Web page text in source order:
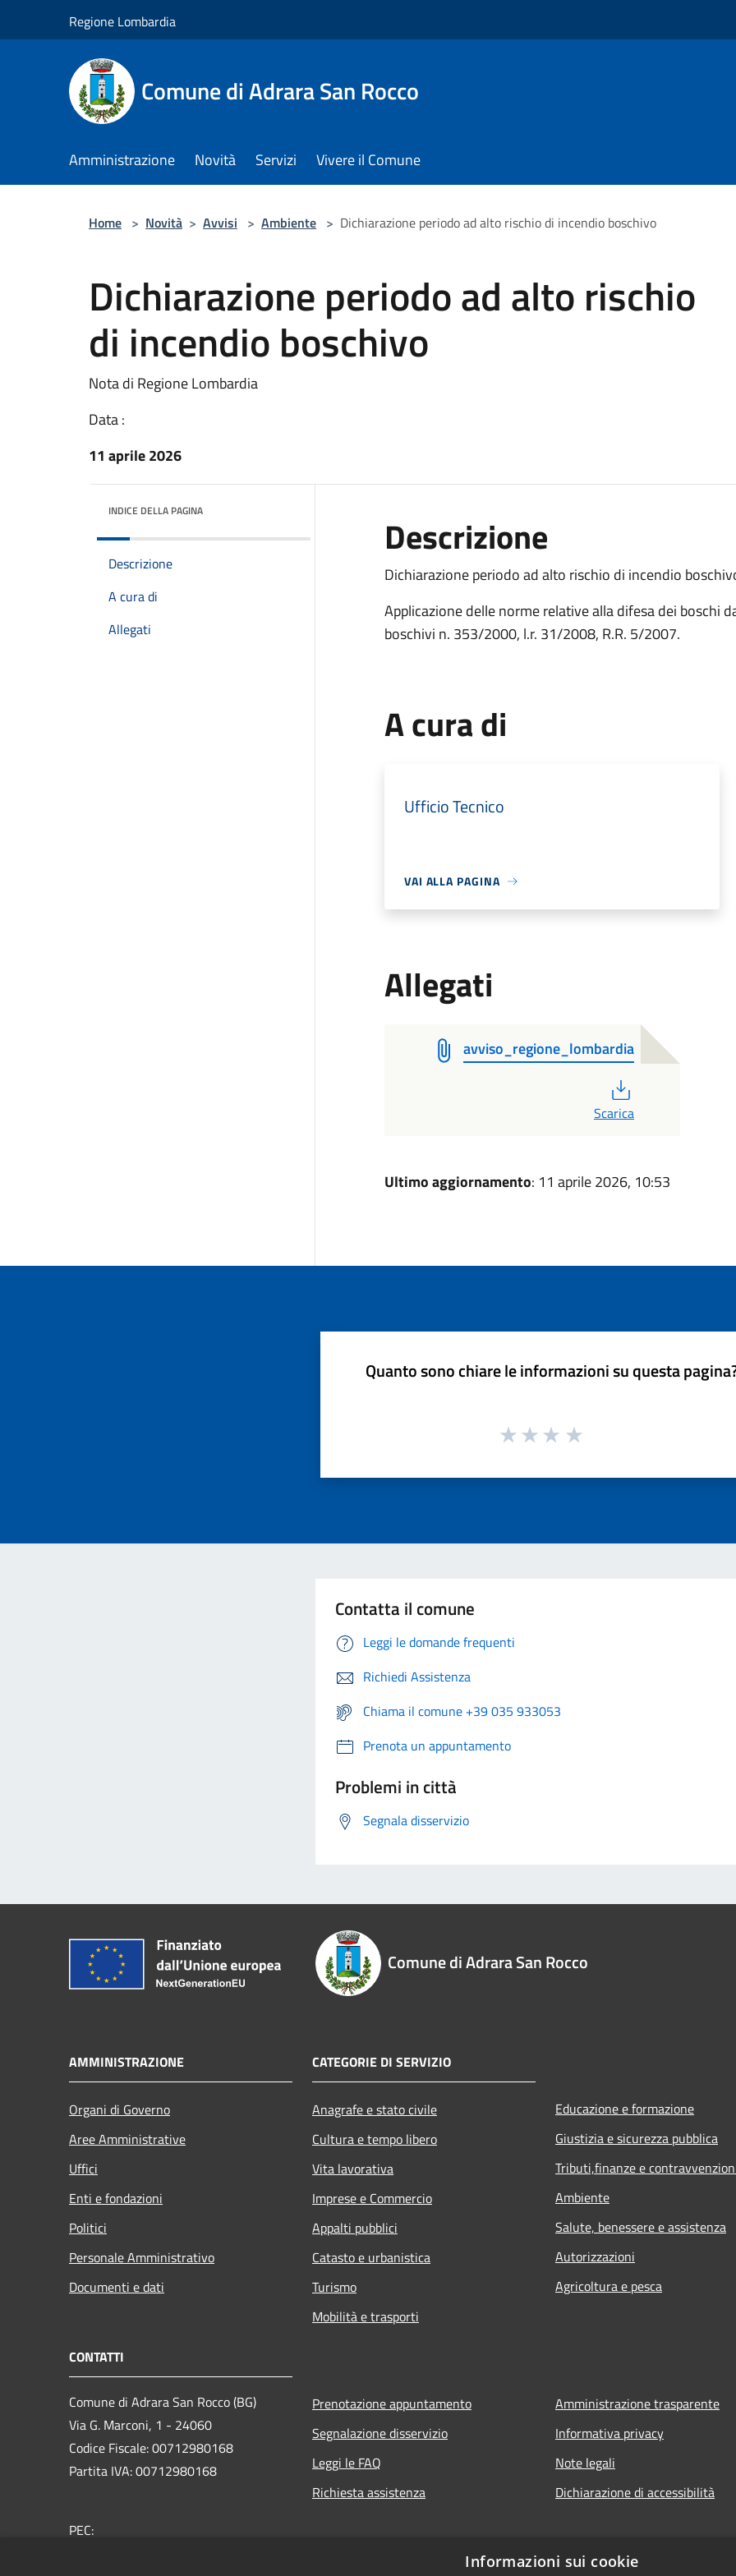
Regione Lombardia
Comune di Adrara San Rocco
Amministrazione Novità Servizi Vivere il Comune
Home > Novità > Avvisi > Ambiente > Dichiarazione periodo ad alto rischio di incendio boschivo
Dichiarazione periodo ad alto rischio
di incendio boschivo
Nota di Regione Lombardia
Data :
11 aprile 2026
INDICE DELLA PAGINA
Descrizione
A cura di
Allegati
Descrizione
Dichiarazione periodo ad alto rischio di incendio
Applicazione delle norme relative alla difesa dei boschi
boschivi n. 353/2000, l.r. 31/2008, R.R. 5/2007.
A cura di
Ufficio Tecnico
VAI ALLA PAGINA
Allegati
avviso_regione_lombardia
Scarica
Ultimo aggiornamento: 11 aprile 2026, 10:53
Quanto sono chiare le informazioni su questa
Contatta il comune
Leggi le domande frequenti
Richiedi Assistenza
Chiama il comune +39 035 933053
Prenota un appuntamento
Problemi in città
Segnala disservizio
Comune di Adrara San Rocco
AMMINISTRAZIONE
Organi di Governo
Aree Amministrative
Uffici
Enti e fondazioni
Politici
Personale Amministrativo
Documenti e dati
CATEGORIE DI SERVIZIO
Anagrafe e stato civile
Cultura e tempo libero
Vita lavorativa
Imprese e Commercio
Appalti pubblici
Catasto e urbanistica
Turismo
Mobilità e trasporti
Educazione e formazione
Giustizia e sicurezza pubblica
Tributi,finanze e
Ambiente
Salute, benessere e assistenza
Autorizzazioni
Agricoltura e pesca
CONTATTI
Comune di Adrara San Rocco (BG)
Via G. Marconi, 1 - 24060
Codice Fiscale: 00712980168
Partita IVA: 00712980168
PEC:
Prenotazione appuntamento
Segnalazione disservizio
Leggi le FAQ
Richiesta assistenza
Amministrazione trasparente
Informativa privacy
Note legali
Dichiarazione di accessibilità
Informazioni sui cookie